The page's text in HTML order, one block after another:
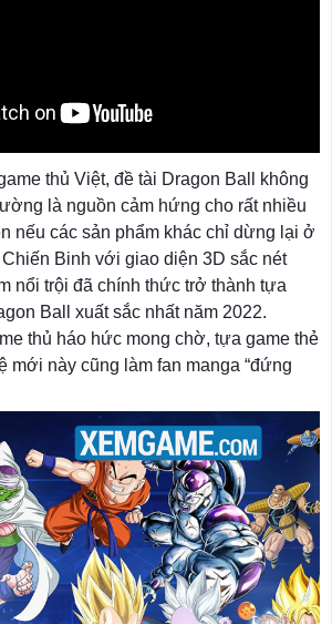
thủ Việt, đề tài Dragon Ball không
là nguồn cảm hứng cho rất nhiều
nếu các sản phẩm khác chỉ dừng lại ở
Binh với giao diện 3D sắc nét
nổi trội đã chính thức trở thành tựa
Ball xuất sắc nhất năm 2022.
thủ háo hức mong chờ, tựa game thẻ
mới này cũng làm fan manga “đứng